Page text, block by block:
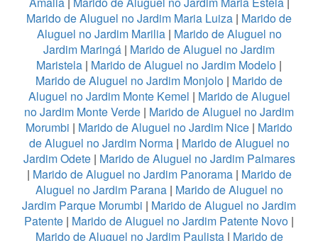
Marido de Aluguel no Jardim Maria Luiza | Marido de
Aluguel no Jardim Marilia| Marido de Aluguel no
Jardim Maringá | Marido de Aluguel no Jardim
Maristela | Marido de Aluguel no Jardim Modelo |
Marido de Aluguel no Jardim Monjolo | Marido de
Aluguel no Jardim Monte Kemel | Marido de Aluguel
no Jardim Monte Verde | Marido de Aluguel no Jardim
Morumbi | Marido de Aluguel no Jardim Nice | Marido
de Aluguel no Jardim Norma| Marido de Aluguel no
Jardim Odete| Marido de Aluguel no Jardim Palmares
| Marido de Aluguel no Jardim Panorama| Marido de
Aluguel no Jardim Parana| Marido de Aluguel no
Jardim Parque Morumbi | Marido de Aluguel no Jardim
Patente | Marido de Aluguel no Jardim Patente Novo |
Marido de Aluguel no Jardim Paulista| Marido de